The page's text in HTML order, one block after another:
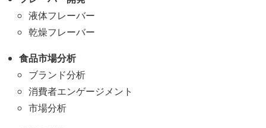
液体フレーバー
乾燥フレーバー
食品市場分析
ブランド分析
消費者エンゲージメント
市場分析